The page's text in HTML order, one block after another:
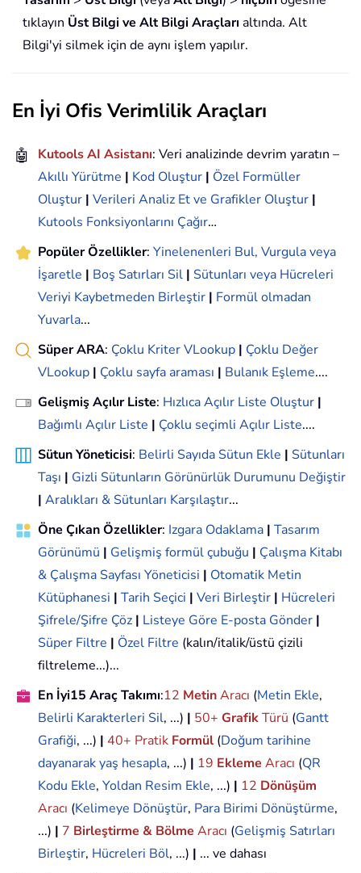
tıklayın Üst Bilgi ve Alt Bilgi Araçları altında. Alt
Bilgi'yi silmek için de aynı işlem yapılır.
En İyi Ofis Verimlilik Araçları
🤖 Kutools AI Asistanı: Veri analizinde devrim yaratın –
Akıllı Yürütme | Kod Oluştur | Özel Formüller
Oluştur | Verileri Analiz Et ve Grafikler Oluştur |
Kutools Fonksiyonlarını Çağır…
Popüler Özellikler: Yinelenenleri Bul, Vurgula veya
İşaretle | Boş Satırları Sil | Sütunları veya Hücreleri
Veriyi Kaybetmeden Birleştir | Formül olmadan
Yuvarla...
Süper ARA: Çoklu Kriter VLookup | Çoklu Değer
VLookup | Çoklu sayfa araması | Bulanık Eşleme....
Gelişmiş Açılır Liste: Hızlıca Açılır Liste Oluştur |
Bağımlı Açılır Liste | Çoklu seçimli Açılır Liste....
Sütun Yöneticisi: Belirli Sayıda Sütun Ekle | Sütunları
Taşı | Gizli Sütunların Görünürlük Durumunu Değiştir
| Aralıkları & Sütunları Karşılaştır...
Öne Çıkan Özellikler: Izgara Odaklama | Tasarım
Görünümü | Gelişmiş formül çubuğu | Çalışma Kitabı
& Çalışma Sayfası Yöneticisi | Otomatik Metin
Kütüphanesi | Tarih Seçici | Veri Birleştir | Hücreleri
Şifrele/Şifre Çöz | Listeye Göre E-posta Gönder |
Süper Filtre | Özel Filtre (kalın/italik/üstü çizili
filtreleme...)...
En İyi15 Araç Takımı:12 MetinAracı (Metin Ekle,
Belirli Karakterleri Sil, ...) | 50+ GrafikTürü (Gantt
Grafiği, ...) | 40+ Pratik Formül (Doğum tarihine
dayanarak yaş hesapla, ...) | 19 Ekleme Aracı (QR
Kodu Ekle, Yoldan Resim Ekle, ...) | 12 Dönüşüm
Aracı (Kelimeye Dönüştür, Para Birimi Dönüştürme,
...) | 7 Birleştirme & Bölme Aracı (Gelişmiş Satırları
Birleştir, Hücreleri Böl, ...) | ... ve dahası